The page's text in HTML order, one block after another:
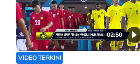
02:50
VIDEO TERKINI